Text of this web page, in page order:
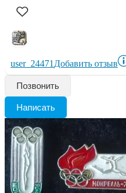
user_24471 Добавить отзыв
Позвонить
Написать